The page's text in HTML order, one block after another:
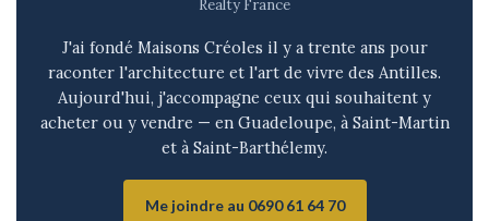
Realty France
J'ai fondé Maisons Créoles il y a trente ans pour
raconter l'architecture et l'art de vivre des Antilles.
Aujourd'hui, j'accompagne ceux qui souhaitent y
acheter ou y vendre — en Guadeloupe, à Saint-Martin
et à Saint-Barthélemy.
Me joindre au 0690 61 64 70